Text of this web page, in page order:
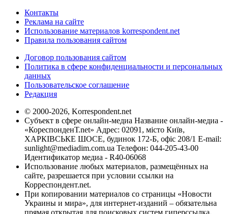
Контакты
Реклама на сайте
Использование материалов korrespondent.net
Правила пользования сайтом
Договор пользования сайтом
Политика в сфере конфиденциальности и персональных
данных
Пользовательское соглашение
Редакция
© 2000-2026, Korrespondent.net
Субъект в сфере онлайн-медиа Название онлайн-медиа -
«КореспонденТ.net» Адрес: 02091, місто Київ,
ХАРКІВСЬКЕ ШОСЕ, будинок 172-Б, офіс 208/1 E-mail:
sunlight@mediadim.com.ua Телефон: 044-205-43-00
Идентификатор медиа - R40-06068
Использование любых материалов, размещённых на
сайте, разрешается при условии ссылки на
Корреспондент.net.
При копировании материалов со страницы «Новости
Украины и мира», для интернет-изданий – обязательна
прямая открытая для поисковых систем гиперссылка.